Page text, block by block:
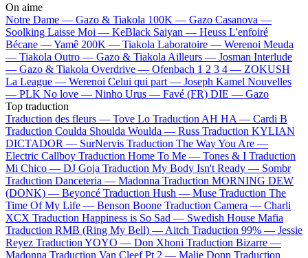
On aime
Notre Dame — Gazo & Tiakola 100K — Gazo Casanova —
Soolking Laisse Moi — KeBlack Saiyan — Heuss L'enfoiré
Bécane —Yamê 200K — Tiakola Laboratoire — Werenoi Meuda
— Tiakola Outro — Gazo & Tiakola Ailleurs — Josman Interlude
— Gazo & Tiakola Overdrive — Ofenbach 1 2 3 4 — ZOKUSH
La League — Werenoi Celui qui part — Joseph Kamel Nouvelles
— PLK No love — Ninho Urus — Favé (FR) DIE — Gazo
Top traduction
Traduction des fleurs — Tove Lo Traduction AH HA — Cardi B
Traduction Coulda Shoulda Woulda — Russ Traduction KYLIAN
DICTADOR — SurNervis Traduction The Way You Are —
Electric Callboy Traduction Home To Me — Tones & I Traduction
Mi Chico — DJ Goja Traduction My Body Isn't Ready — Sombr
Traduction Danceteria — Madonna Traduction MORNING DEW
(DONK) — Beyoncé Traduction Hush — Muse Traduction The
Time Of My Life — Benson Boone Traduction Camera — Charli
XCX Traduction Happiness is So Sad — Swedish House Mafia
Traduction RMB (Ring My Bell) — Aitch Traduction 99% — Jessie
Reyez Traduction YOYO — Don Xhoni Traduction Bizarre —
Madonna Traduction Van Cleef Pt 2 — Malie Donn Traduction